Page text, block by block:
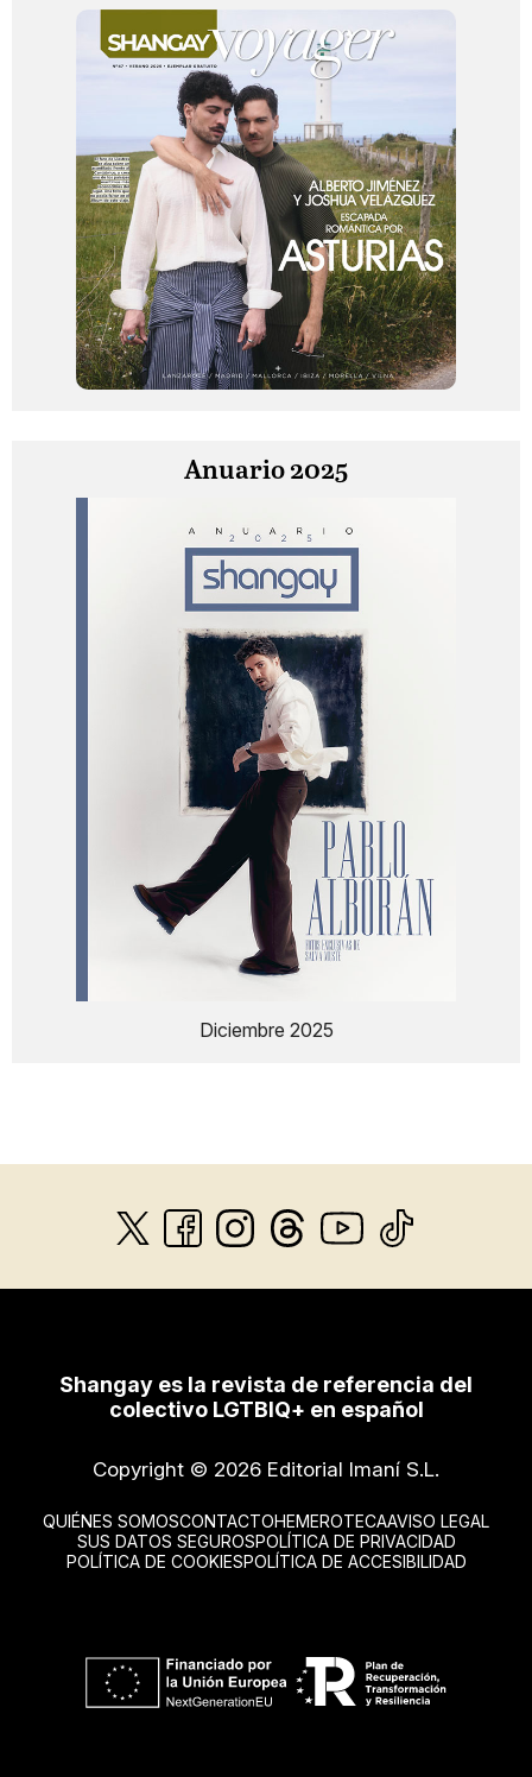
Anuario 2025
Diciembre 2025
Shangay es la revista de referencia del
colectivo LGTBIQ+ en español
Copyright © 2026 Editorial Imaní S.L.
QUIÉNES SOMOSCONTACTOHEMEROTECAAVISO LEGAL
SUS DATOS SEGUROSPOLÍTICA DE PRIVACIDAD
POLÍTICA DE COOKIESPOLÍTICA DE ACCESIBILIDAD